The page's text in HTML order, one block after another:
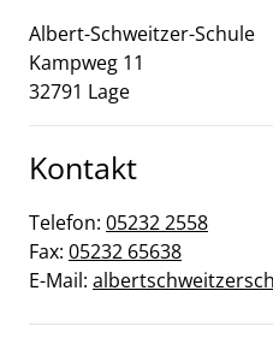
Albert-Schweitzer-Schule
Kampweg 11
32791 Lage
Kontakt
Telefon: 05232 2558
Fax: 05232 65638
E-Mail: